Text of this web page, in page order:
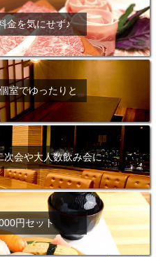
金を気にせず♪
室でゆったりと
次会や大人数飲み会に
円セット